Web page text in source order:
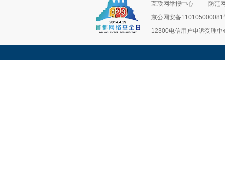
互联网举报中心
防范
京公网安备110105000081
12300电信用户申诉受理中